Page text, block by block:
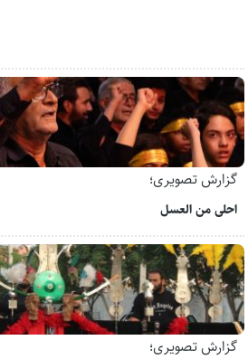
گزارش تصویری؛
احلی من العسل
گزارش تصویری؛